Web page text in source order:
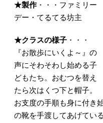
★製作・・・ファミリー
デー・てるてる坊主
★クラスの様子・・・
『お散歩にいくよ～』の
声にそわそわし始める子
どもたち。おむつを替え
たら次はくつ下と帽子。
お支度の手順も身に付き
の靴を手渡してあげてい